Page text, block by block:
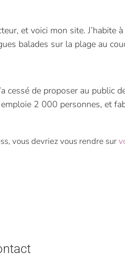
et voici mon site. J’habite
balades sur la plage au
cessé de proposer au
2 000 personnes, et
vous devriez vous rendre sur